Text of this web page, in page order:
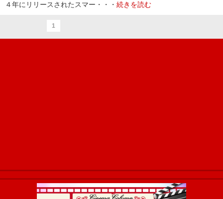
４年にリリースされたスマー・・・ 続きを読む
1